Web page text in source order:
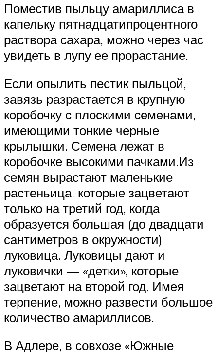
Поместив пыльцу амариллиса в
капельку пятнадцатипроцентного
раствора сахара, можно через час
увидеть в лупу ее прорастание.
Если опылить пестик пыльцой,
завязь разрастается в крупную
коробочку с плоскими семенами,
имеющими тонкие черные
крылышки. Семена лежат в
коробочке высокими пачками.Из
семян вырастают маленькие
растеньица, которые зацветают
только на третий год, когда
образуется большая (до двадцати
сантиметров в окружности)
луковица. Луковицы дают и
луковички — «детки», которые
зацветают на второй год. Имея
терпение, можно развести большое
количество амариллисов.
В Адлере, в совхозе «Южные